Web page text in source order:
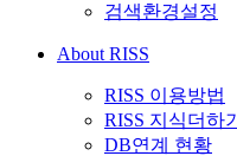
검색환경설정
About RISS
RISS 이용방법
RISS 지식더하기
DB연계 현황